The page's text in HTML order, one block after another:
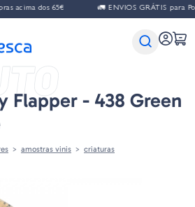
dos 65€ 🚛 ENVIOS GRÁTIS para
Flapper - 438 Green
amostras vinis criaturas